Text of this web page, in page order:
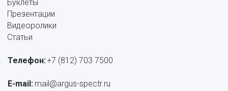
Буклеты
Презентации
Видеоролики
Статьи
Телефон:+7 (812) 703 7500
E-mail: mail@argus-spectr.ru